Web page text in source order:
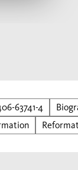
63741-4